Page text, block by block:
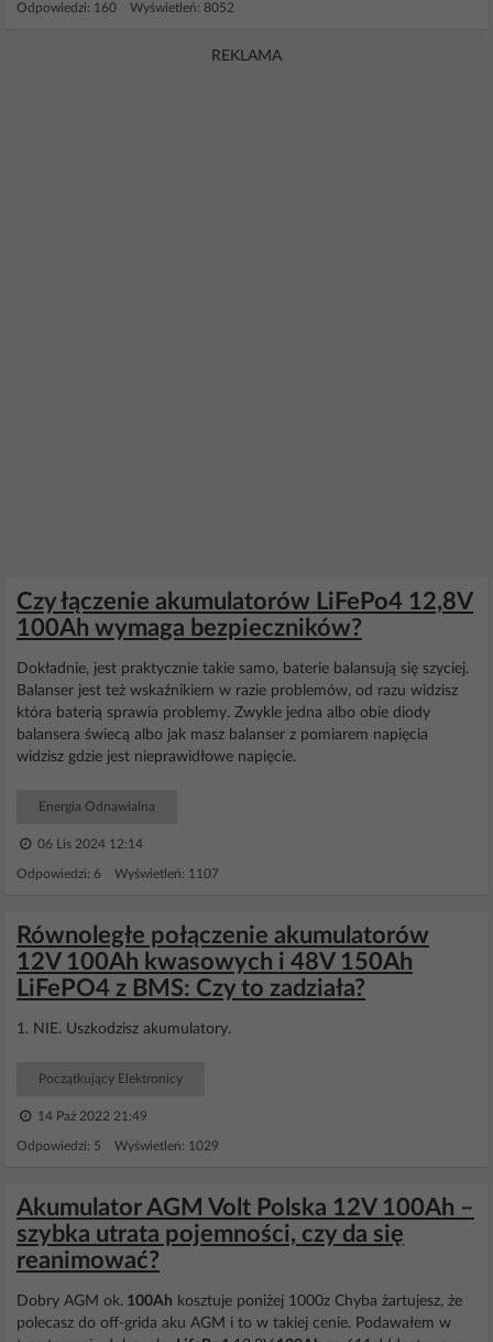
Odpowiedzi: 160 Wyświetleń: 8052
REKLAMA
Czy łączenie akumulatorów LiFePo4 12,8V
100Ah wymaga bezpieczników?
Dokładnie, jest praktycznie takie samo, baterie balansują się szyciej.
Balanser jest też wskaźnikiem w razie problemów, od razu widzisz
która baterią sprawia problemy. Zwykle jedna albo obie diody
balansera świecą albo jak masz balanser z pomiarem napięcia
widzisz gdzie jest nieprawidłowe napięcie.
Energia Odnawialna
06 Lis 2024 12:14
Odpowiedzi: 6 Wyświetleń: 1107
Równoległe połączenie akumulatorów
12V 100Ah kwasowych i 48V 150Ah
LiFePO4 z BMS: Czy to zadziała?
1. NIE. Uszkodzisz akumulatory.
Początkujący Elektronicy
14 Paź 2022 21:49
Odpowiedzi: 5 Wyświetleń: 1029
Akumulator AGM Volt Polska 12V 100Ah –
szybka utrata pojemności, czy da się
reanimować?
Dobry AGM ok. 100Ah kosztuje poniżej 1000z Chyba żartujesz, że
polecasz do off-grida aku AGM i to w takiej cenie. Podawałem w